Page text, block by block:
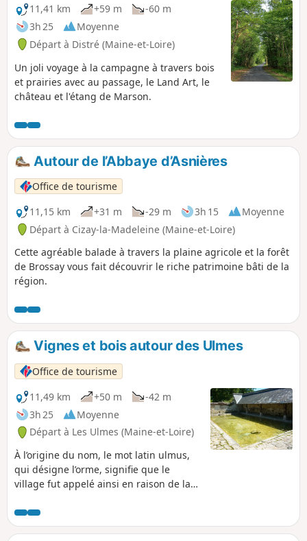
11,41 km
+59 m
-60 m
3h 25
Moyenne
Départ à Distré (Maine-et-Loire)
Un joli voyage à la campagne à travers bois
et prairies avec au passage, le Land Art, le
château et l'étang de Marson.
Autour de l’Abbaye d’Asnières
Office de tourisme
11,15 km
+31 m -29 m 3h 15
Moyenne
Départ à Cizay-la-Madeleine (Maine-et-Loire)
Cette agréable balade à travers la plaine agricole et la forêt
de Brossay vous fait découvrir le riche patrimoine bâti de la
région.
Vignes et bois autour des Ulmes
Office de tourisme
11,49 km
+50 m
-42 m
3h 25
Moyenne
Départ à Les Ulmes (Maine-et-Loire)
À l’origine du nom, le mot latin ulmus,
qui désigne l’orme, signifie que le
village fut appelé ainsi en raison de la
domaines alentours furent confiés aux
moines de l’abbaye de Saint-Maur et